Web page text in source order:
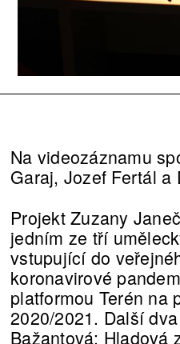
Na videozáznamu
Garaj, Jozef Fertál a
Projekt Zuzany
jedním ze tří
vstupující do
koronavirové
platformou Terén na
2020/2021. Další
Bažantová: Hladová